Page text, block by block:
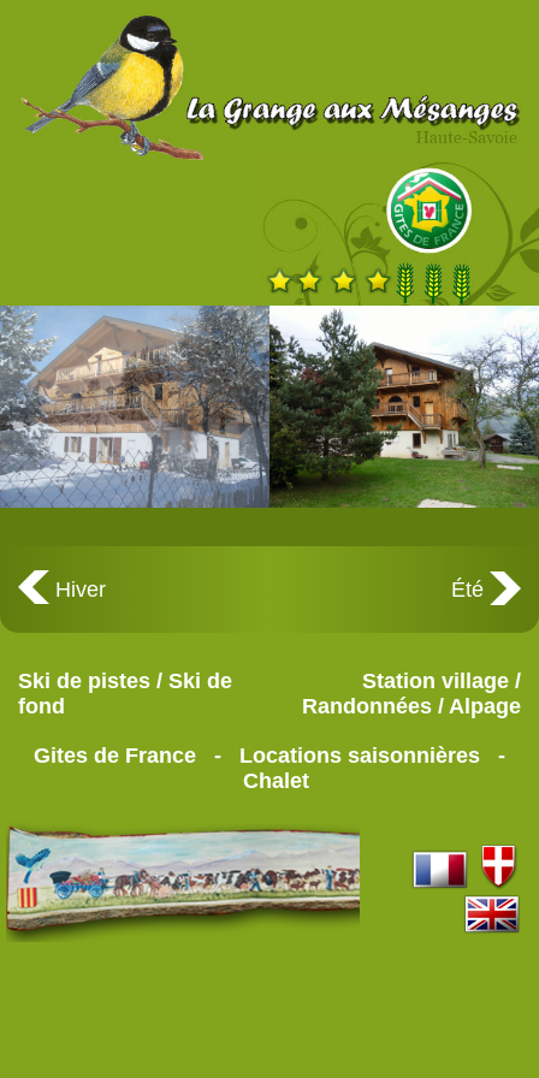
Hiver Été
Ski de pistes / Ski de
fond
Station village /
Randonnées / Alpage
Gites de France - Locations saisonnières -
Chalet